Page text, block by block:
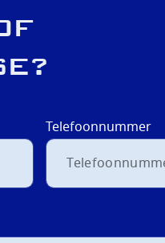
Telefoonnummer